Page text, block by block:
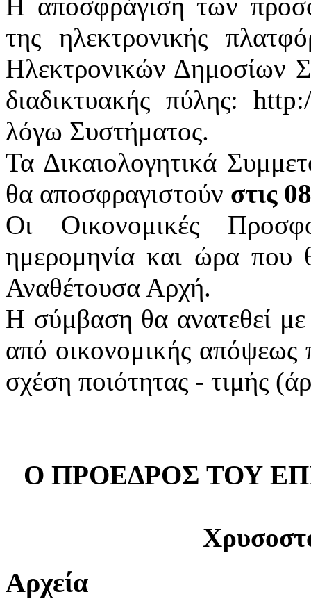
της ηλεκτρονικής
Ηλεκτρονικών
διαδικτυακής πύλης:
λόγω Συστήματος.
Τα Δικαιολογητικά
θα αποσφραγιστούν στις
Οι Οικονομικές
ημερομηνία και ώρα που
Αναθέτουσα Αρχή.
Η σύμβαση θα ανατεθεί
από οικονομικής
σχέση ποιότητας - τιμής
Ο ΠΡΟΕΔΡΟΣ ΤΟΥ
Αρχεία